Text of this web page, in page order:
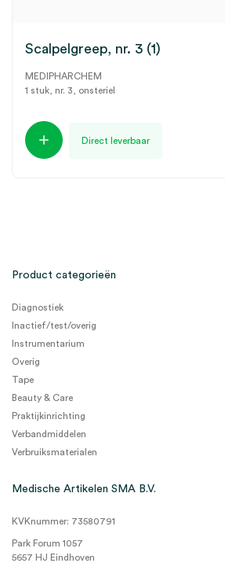
Scalpelgreep, nr. 3 (1)
MEDIPHARCHEM
1 stuk, nr. 3, onsteriel
Direct leverbaar
Product categorieën
Diagnostiek
Inactief/test/overig
Instrumentarium
Overig
Tape
Beauty & Care
Praktijkinrichting
Verbandmiddelen
Verbruiksmaterialen
Medische Artikelen SMA B.V.
KVKnummer: 73580791
Park Forum 1057
5657 HJ Eindhoven